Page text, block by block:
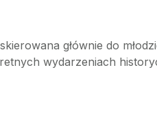
głównie do
wydarzeniach